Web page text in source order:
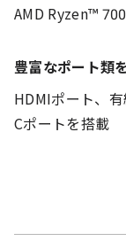
AMD Ryzen™
豊富なポート類
HDMIポート、
Cポートを搭載